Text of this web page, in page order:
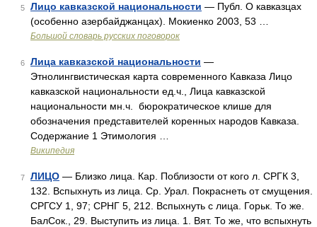
5 Лицо кавказской национальности — Публ. О кавказцах
(особенно азербайджанцах). Мокиенко 2003, 53 …
Большой словарь русских поговорок
6 Лица кавказской национальности —
Этнолингвистическая карта современного Кавказа Лицо
кавказской национальности ед.ч., Лица кавказской
национальности мн.ч. бюрократическое клише для
обозначения представителей коренных народов Кавказа.
Содержание 1 Этимология …
Википедия
7 ЛИЦО — Близко лица. Кар. Поблизости от кого л. СРГК 3,
132. Вспыхнуть из лица. Ср. Урал. Покраснеть от смущения.
СРГСУ 1, 97; СРНГ 5, 212. Вспыхнуть с лица. Горьк. То же.
БалСок., 29. Выступить из лица. 1. Вят. То же, что вспыхнуть